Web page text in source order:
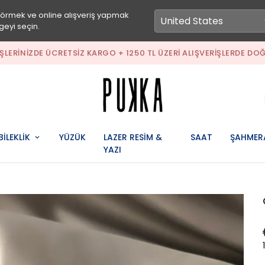
ve online alışveriş yapmak
seçin.
ÜCRETSIZ KARGO + 1250 TL ÜZERI ALIŞVERIŞLERDE
YÜZÜK
LAZER RESİM &
YAZI
SAAT